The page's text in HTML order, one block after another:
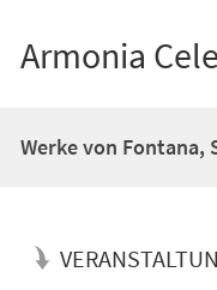
Armonia
Werke von Fontana,